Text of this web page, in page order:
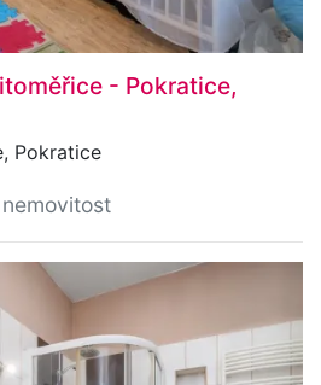
- Pokratice,
Pokratice